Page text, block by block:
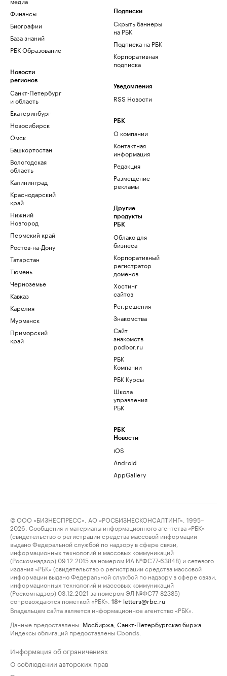
Финансы
Биографии
База знаний
РБК Образование
Новости
регионов
Санкт-Петербург
и область
Екатеринбург
Новосибирск
Омск
Башкортостан
Вологодская
область
Калининград
Краснодарский
край
Нижний
Новгород
Пермский край
Ростов-на-Дону
Татарстан
Тюмень
Черноземье
Кавказ
Карелия
Мурманск
Приморский
край
Подписки
Скрыть баннеры
на РБК
Подписка на РБК
Корпоративная
подписка
Уведомления
RSS Новости
РБК
О компании
Контактная
информация
Редакция
Размещение
рекламы
Другие
продукты
РБК
Облако для
бизнеса
Корпоративный
регистратор
доменов
Хостинг
сайтов
Рег.решения
Знакомства
Сайт
знакомств
podbor.ru
РБК
Компании
РБК Курсы
Школа
управления
РБК
РБК
Новости
iOS
Android
AppGallery
© ООО «БИЗНЕСПРЕСС», АО «РОСБИЗНЕСКОНСАЛТИНГ», 1995–
2026. Сообщения и материалы информационного агентства «РБК»
(свидетельство о регистрации средства массовой информации
выдано Федеральной службой по надзору в сфере связи,
информационных технологий и массовых коммуникаций
(Роскомнадзор) 09.12.2015 за номером ИА №ФС77-63848) и сетевого
издания «РБК» (свидетельство о регистрации средства массовой
информации выдано Федеральной службой по надзору в сфере связи,
информационных технологий и массовых коммуникаций
(Роскомнадзор) 03.12.2021 за номером ЭЛ №ФС77-82385)
сопровождаются пометкой «РБК».
18+ letters@rbc.ru
Владельцем сайта является информационное агентство «РБК».
Данные предоставлены: Мосбиржа Санкт-Петербургская биржа
Индексы облигаций предоставлены Cbonds.
Информация об ограничениях
О соблюдении авторских прав